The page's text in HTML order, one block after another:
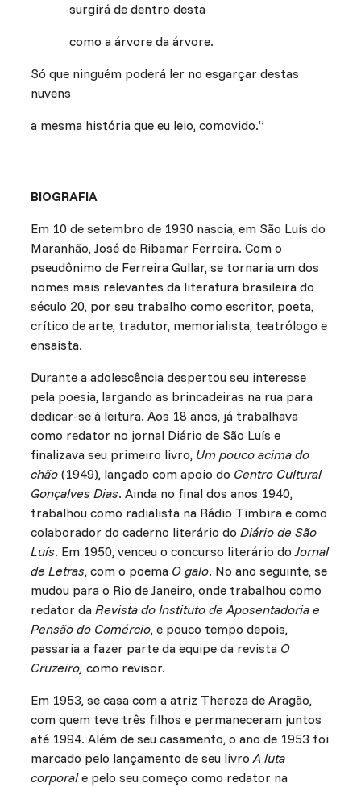
surgirá de dentro desta
como a árvore da árvore.
Só que ninguém poderá ler no esgarçar destas
nuvens
a mesma história que eu leio, comovido.”
BIOGRAFIA
Em 10 de setembro de 1930 nascia, em São Luís do
Maranhão, José de Ribamar Ferreira. Com o
pseudônimo de Ferreira Gullar, se tornaria um dos
nomes mais relevantes da literatura brasileira do
século 20, por seu trabalho como escritor, poeta,
crítico de arte, tradutor, memorialista, teatrólogo e
ensaísta.
Durante a adolescência despertou seu interesse
pela poesia, largando as brincadeiras na rua para
dedicar-se à leitura. Aos 18 anos, já trabalhava
como redator no jornal Diário de São Luís e
finalizava seu primeiro livro, Um pouco acima do
chão (1949), lançado com apoio do Centro Cultural
Gonçalves Dias. Ainda no final dos anos 1940,
trabalhou como radialista na Rádio Timbira e como
colaborador do caderno literário do Diário de São
Luís. Em 1950, venceu o concurso literário doJornal
de Letras, com o poema O galo. No ano seguinte, se
mudou para o Rio de Janeiro, onde trabalhou como
redator da Revista do Instituto de Aposentadoria e
Pensão do Comércio, e pouco tempo depois,
passaria a fazer parte da equipe da revista O
Cruzeiro, como revisor.
Em 1953, se casa com a atriz Thereza de Aragão,
com quem teve três filhos e permaneceram juntos
até 1994. Além de seu casamento, o ano de 1953 foi
marcado pelo lançamento de seu livro A luta
corporale pelo seu começo como redator na